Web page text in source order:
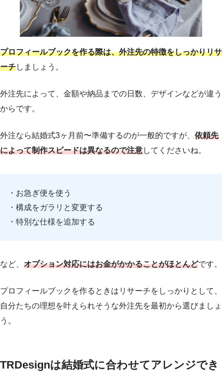
プロフィールブックを作る際は、外注先の特徴をしっかりリサ
ーチしましょう。
外注先によって、金額や納品までの日数、デザインなどが違う
からです。
外注なら結婚式3ヶ月前〜準備するのが一般的ですが、 依頼先
によって制作スピードは異なるので注意してくださいね。
・お急ぎ便を使う
・構成をガラリと変更する
・特別な仕様を追加する
など、 オプション対応にはお金がかかることがほとんどです。
プロフィールブックを作るときはリサーチをしっかりとして、
自分たちの理想を叶えられそうな外注先を最初から選びましょ
う。
TRDesignは結婚式に合わせてアレンジでき